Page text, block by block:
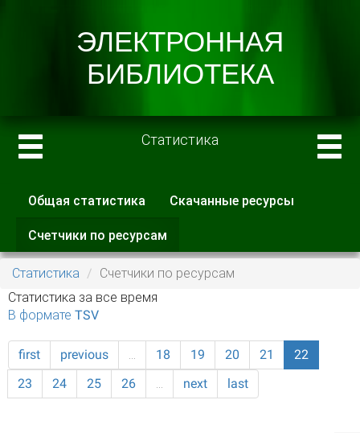
Статистика
Главные вкладки
Общая статистика Скачанные ресурсы
Счетчики по ресурсам
вкладка)
Статистика
Счетчики по ресурсам
Статистика за все время
В формате TSV
first previous … 18 19 20 21
22
23
24 25 26 … next last